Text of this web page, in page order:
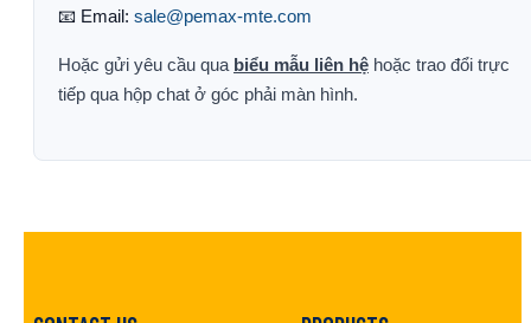
📧 Email: sale@pemax-mte.com
Hoặc gửi yêu cầu qua biểu mẫu liên hệ hoặc trao đổi trực
tiếp qua hộp chat ở góc phải màn hình.